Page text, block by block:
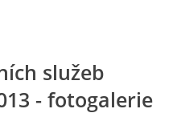
služeb
- fotogalerie